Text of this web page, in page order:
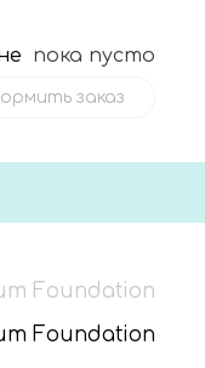
пока пусто
заказ
Foundation
Foundation